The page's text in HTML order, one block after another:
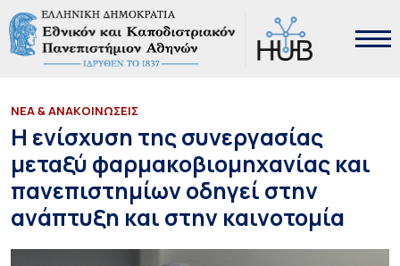
ΝΕΑ & ΑΝΑΚΟΙΝΩΣΕΙΣ
Η ενίσχυση της συνεργασίας
μεταξύ φαρμακοβιομηχανίας και
πανεπιστημίων οδηγεί στην
ανάπτυξη και στην καινοτομία